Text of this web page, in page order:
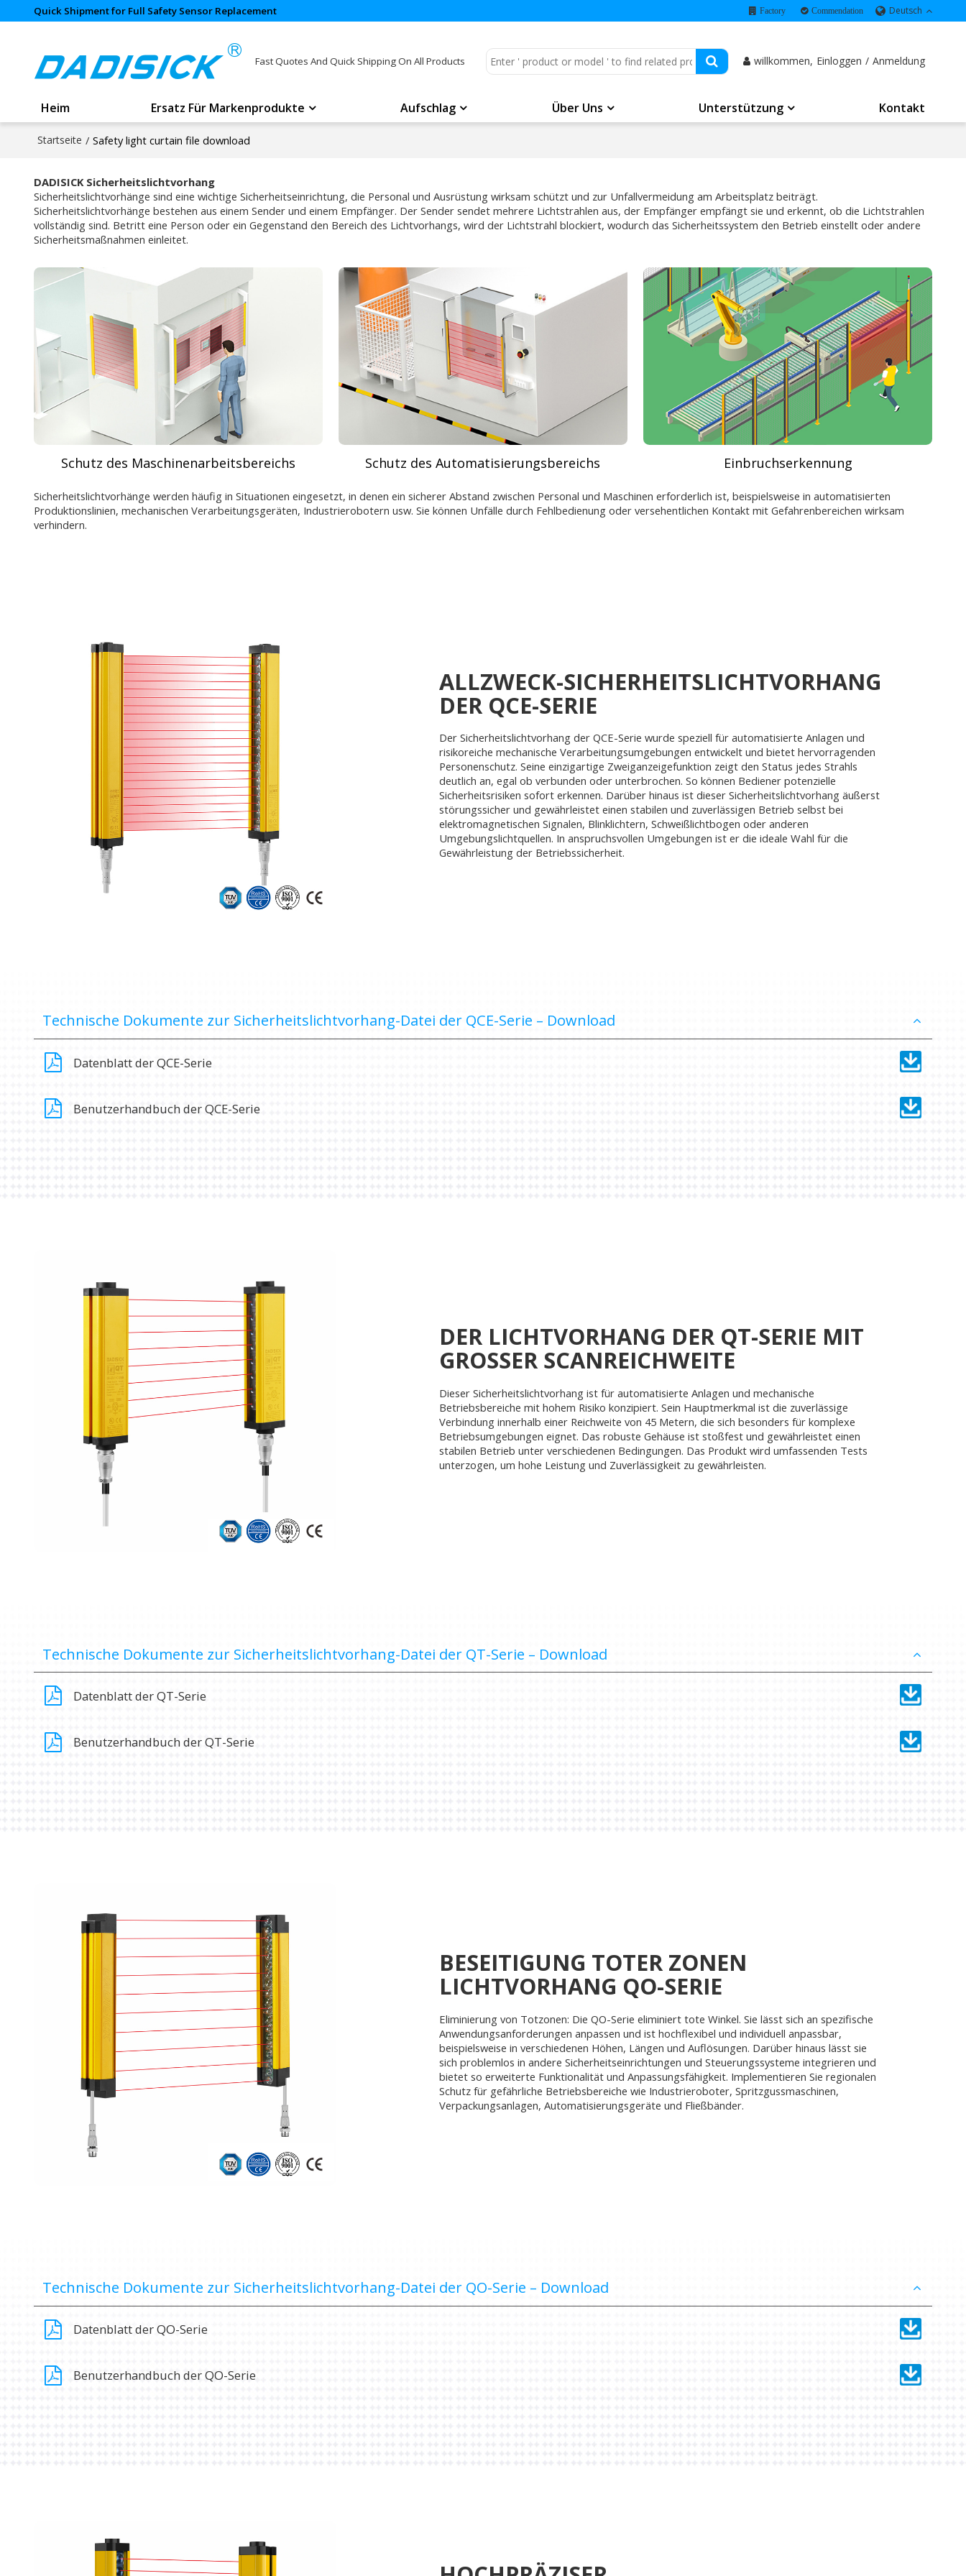
Quick Shipment for Full Safety Sensor Replacement Factory Commendation Deutsch
Fast Quotes And Quick Shipping On All Products willkommen, Einloggen / Anmeldung
Heim Ersatz Für Markenprodukte Aufschlag Über Uns Unterstützung Kontakt
Startseite / Safety light curtain file download
DADISICK Sicherheitslichtvorhang
Sicherheitslichtvorhänge sind eine wichtige Sicherheitseinrichtung, die Personal und Ausrüstung wirksam schützt und zur Unfallvermeidung am Arbeitsplatz beiträgt.
Sicherheitslichtvorhänge bestehen aus einem Sender und einem Empfänger. Der Sender sendet mehrere Lichtstrahlen aus, der Empfänger empfängt sie und erkennt, ob die Lichtstrahlen
vollständig sind. Betritt eine Person oder ein Gegenstand den Bereich des Lichtvorhangs, wird der Lichtstrahl blockiert, wodurch das Sicherheitssystem den Betrieb einstellt oder andere
Sicherheitsmaßnahmen einleitet.
Schutz des Maschinenarbeitsbereichs Schutz des Automatisierungsbereichs Einbruchserkennung
Sicherheitslichtvorhänge werden häufig in Situationen eingesetzt, in denen ein sicherer Abstand zwischen Personal und Maschinen erforderlich ist, beispielsweise in automatisierten
Produktionslinien, mechanischen Verarbeitungsgeräten, Industrierobotern usw. Sie können Unfälle durch Fehlbedienung oder versehentlichen Kontakt mit Gefahrenbereichen wirksam
verhindern.
ALLZWECK-SICHERHEITSLICHTVORHANG
DER QCE-SERIE
Der Sicherheitslichtvorhang der QCE-Serie wurde speziell für automatisierte Anlagen und
risikoreiche mechanische Verarbeitungsumgebungen entwickelt und bietet hervorragenden
Personenschutz. Seine einzigartige Zweiganzeigefunktion zeigt den Status jedes Strahls
deutlich an, egal ob verbunden oder unterbrochen. So können Bediener potenzielle
Sicherheitsrisiken sofort erkennen. Darüber hinaus ist dieser Sicherheitslichtvorhang äußerst
störungssicher und gewährleistet einen stabilen und zuverlässigen Betrieb selbst bei
elektromagnetischen Signalen, Blinklichtern, Schweißlichtbogen oder anderen
Umgebungslichtquellen. In anspruchsvollen Umgebungen ist er die ideale Wahl für die
Gewährleistung der Betriebssicherheit.
Technische Dokumente zur Sicherheitslichtvorhang-Datei der QCE-Serie – Download
Datenblatt der QCE-Serie
Benutzerhandbuch der QCE-Serie
DER LICHTVORHANG DER QT-SERIE MIT
GROSSER SCANREICHWEITE
Dieser Sicherheitslichtvorhang ist für automatisierte Anlagen und mechanische
Betriebsbereiche mit hohem Risiko konzipiert. Sein Hauptmerkmal ist die zuverlässige
Verbindung innerhalb einer Reichweite von 45 Metern, die sich besonders für komplexe
Betriebsumgebungen eignet. Das robuste Gehäuse ist stoßfest und gewährleistet einen
stabilen Betrieb unter verschiedenen Bedingungen. Das Produkt wird umfassenden Tests
unterzogen, um hohe Leistung und Zuverlässigkeit zu gewährleisten.
Technische Dokumente zur Sicherheitslichtvorhang-Datei der QT-Serie – Download
Datenblatt der QT-Serie
Benutzerhandbuch der QT-Serie
BESEITIGUNG TOTER ZONEN
LICHTVORHANG QO-SERIE
Eliminierung von Totzonen: Die QO-Serie eliminiert tote Winkel. Sie lässt sich an spezifische
Anwendungsanforderungen anpassen und ist hochflexibel und individuell anpassbar,
beispielsweise in verschiedenen Höhen, Längen und Auflösungen. Darüber hinaus lässt sie
sich problemlos in andere Sicherheitseinrichtungen und Steuerungssysteme integrieren und
bietet so erweiterte Funktionalität und Anpassungsfähigkeit. Implementieren Sie regionalen
Schutz für gefährliche Betriebsbereiche wie Industrieroboter, Spritzgussmaschinen,
Verpackungsanlagen, Automatisierungsgeräte und Fließbänder.
Technische Dokumente zur Sicherheitslichtvorhang-Datei der QO-Serie – Download
Datenblatt der QO-Serie
Benutzerhandbuch der QO-Serie